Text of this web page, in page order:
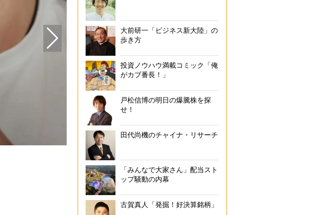
大前研一「ビジネス新大陸」の
歩き方
投資ノウハウ満載コミック「俺
がカブ番長！」
戸松信博の明日の爆騰株を探
せ！
田代尚機のチャイナ・リサーチ
「みんなで大家さん」配当スト
ップ騒動の内幕
古賀真人「発掘！好決算銘柄」